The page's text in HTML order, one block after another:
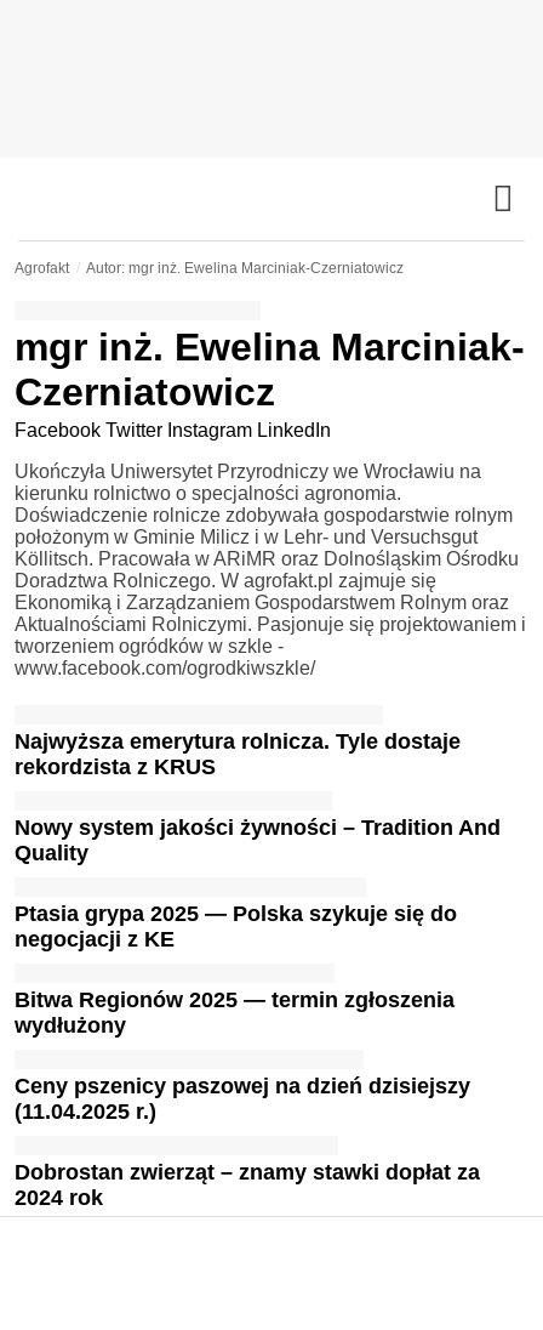
Agrofakt Autor: mgr inż. Ewelina Marciniak-Czerniatowicz
mgr inż. Ewelina Marciniak-
Czerniatowicz
Facebook Twitter Instagram LinkedIn
Ukończyła Uniwersytet Przyrodniczy we Wrocławiu na
kierunku rolnictwo o specjalności agronomia.
Doświadczenie rolnicze zdobywała gospodarstwie rolnym
położonym w Gminie Milicz i w Lehr- und Versuchsgut
Köllitsch. Pracowała w ARiMR oraz Dolnośląskim Ośrodku
Doradztwa Rolniczego. W agrofakt.pl zajmuje się
Ekonomiką i Zarządzaniem Gospodarstwem Rolnym oraz
Aktualnościami Rolniczymi. Pasjonuje się projektowaniem i
tworzeniem ogródków w szkle -
www.facebook.com/ogrodkiwszkle/
Najwyższa emerytura rolnicza. Tyle dostaje
rekordzista z KRUS
Nowy system jakości żywności – Tradition And
Quality
Ptasia grypa 2025 — Polska szykuje się do
negocjacji z KE
Bitwa Regionów 2025 — termin zgłoszenia
wydłużony
Ceny pszenicy paszowej na dzień dzisiejszy
(11.04.2025 r.)
Dobrostan zwierząt – znamy stawki dopłat za
2024 rok